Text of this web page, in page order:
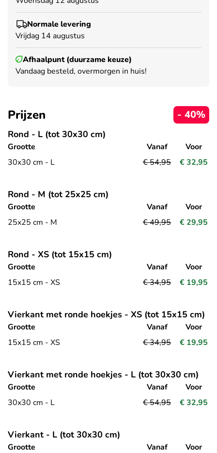
Normale levering
Vrijdag 14 augustus
Afhaalpunt (duurzame keuze)
Vandaag besteld, overmorgen in huis!
Prijzen - 40%
Rond - L (tot 30x30 cm)
Grootte
30x30 cm - L
Vanaf
€ 54,95
Voor
€ 32,95
Rond - M (tot 25x25 cm)
Grootte
25x25 cm - M
Vanaf
€ 49,95
Voor
€ 29,95
Rond - XS (tot 15x15 cm)
Grootte
15x15 cm - XS
Vanaf
€ 34,95
Voor
€ 19,95
Vierkant met ronde hoekjes - XS (tot 15x15 cm)
Grootte
15x15 cm - XS
Vanaf
€ 34,95
Voor
€ 19,95
Vierkant met ronde hoekjes - L (tot 30x30 cm)
Grootte
30x30 cm - L
Vanaf
€ 54,95
Voor
€ 32,95
Vierkant - L (tot 30x30 cm)
Grootte
Vanaf
Voor